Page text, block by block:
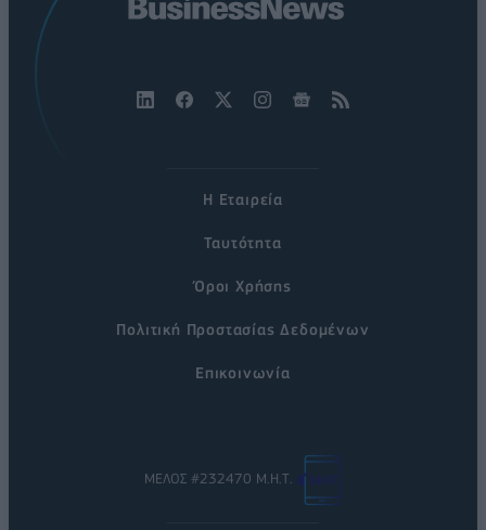
Η Εταιρεία
Ταυτότητα
Όροι Χρήσης
Πολιτική Προστασίας Δεδομένων
Επικοινωνία
ΜΕΛΟΣ #232470 Μ.Η.Τ.